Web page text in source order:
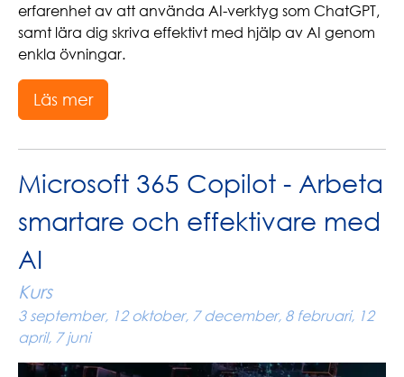
erfarenhet av att använda AI-verktyg som ChatGPT,
samt lära dig skriva effektivt med hjälp av AI genom
enkla övningar.
Läs mer
Microsoft 365 Copilot - Arbeta
smartare och effektivare med
AI
Kurs
3 september, 12 oktober, 7 december, 8 februari, 12
april, 7 juni